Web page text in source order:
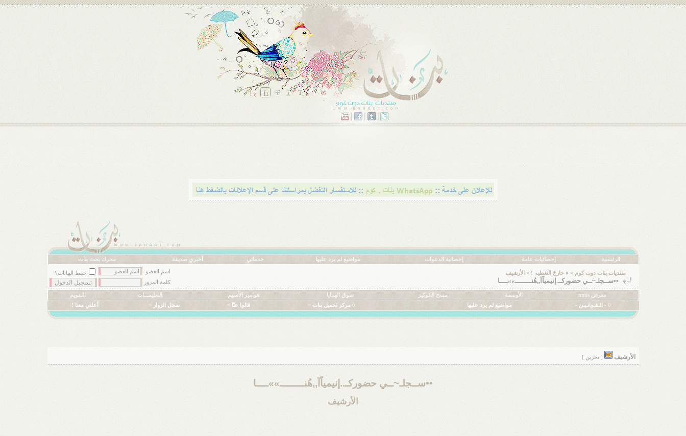
الرئيسية إحصائيات عامة إحصائية الدعوات مواضيع لم يرد عليها خدماتي أخبري صديقة محرك بحث بنات
منتديات بنات دوت كوم > ♦ خارجَ التغطيۃ ! > الأرشيف
••ســجلـ~ــي حضوركـ..إنيمياًآ,,هُنــــــــ»»ــــا
اسم العضو
حفظ البيانات؟
كلمة المرور
معرض mms الأوسمة مسح الكوكيز سوق الهدايا هوامير الأسهم التعليمـــات
التقويم
◊ - الـقـوانـيـن -
مواضيع لم يرد عليها ◊ مركز تحميل بنات ~ قالوا عنّا ~ سجل الزوار ~ أعلني معنا !
الأرشيف [ تخزين ]
••ســجلـ~ــي حضوركـ..إنيمياًآ,,هُنــــــــ»»ــــا
الأرشيف